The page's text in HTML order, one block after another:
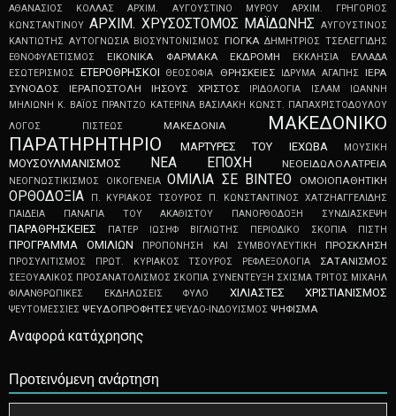
ΑΘΑΝΑΣΙΟΣ ΚΟΛΛΑΣ
ΑΡΧΙΜ. ΑΥΓΟΥΣΤΙΝΟ ΜΥΡΟΥ
ΑΡΧΙΜ. ΓΡΗΓΟΡΙΟΣ
ΚΩΝΣΤΑΝΤΙΝΟΥ ΑΡΧΙΜ. ΧΡΥΣΟΣΤΟΜΟΣ ΜΑΪΔΩΝΗΣ
ΑΥΓΟΥΣΤΙΝΟΣ
ΚΑΝΤΙΩΤΗΣ ΑΥΤΟΓΝΩΣΙΑ ΒΙΟΣΥΝΤΟΝΙΣΜΟΣ ΓΙΟΓΚΑ ΔΗΜΗΤΡΙΟΣ ΤΣΕΛΕΓΓΙΔΗΣ
ΕΘΝΟΦΥΛΕΤΙΣΜΟΣ
ΕΙΚΟΝΙΚΑ ΦΑΡΜΑΚΑ ΕΚΔΡΟΜΗ ΕΚΚΛΗΣΙΑ
ΕΛΛΑΔΑ
ΕΣΩΤΕΡΙΣΜΟΣ ΕΤΕΡΟΘΡΗΣΚΟΙ ΘΕΟΣΟΦΙΑ ΘΡΗΣΚΕΙΕΣ ΙΔΡΥΜΑ ΑΓΑΠΗΣ ΙΕΡΑ
ΣΥΝΟΔΟΣ
ΙΕΡΑΠΟΣΤΟΛΗ ΙΗΣΟΥΣ ΧΡΙΣΤΟΣ ΙΡΙΔΟΛΟΓΙΑ ΙΣΛΑΜ
ΙΩΑΝΝΗ
ΜΗΛΙΩΝΗ Κ. ΒΑΪΟΣ ΠΡΑΝΤΖΟ ΚΑΤΕΡΙΝΑ ΒΑΣΙΛΑΚΗ ΚΩΝΣΤ. ΠΑΠΑΧΡΙΣΤΟΔΟΥΛΟΥ
ΛΟΓΟΣ ΠΙΣΤΕΩΣ
ΜΑΚΕΔΟΝΙΑ
ΜΑΚΕΔΟΝΙΚΟ
ΠΑΡΑΤΗΡΗΤΗΡΙΟ
ΜΑΡΤΥΡΕΣ ΤΟΥ ΙΕΧΩΒΑ ΜΟΥΣΙΚΗ
ΜΟΥΣΟΥΛΜΑΝΙΣΜΟΣ ΝΕΑ ΕΠΟΧΗ ΝΕΟEIΔΩΛOΛATPEIA
ΝΕΟΓNΩΣTIKIΣMOΣ ΟΙΚΟΓΕΝΕΙΑ ΟΜΙΛΙΑ ΣΕ ΒΙΝΤΕΟ ΟΜΟΙΟΠΑΘΗΤΙΚΗ
ΟΡΘΟΔΟΞΙΑ Π. ΚΥΡΙΑΚΟΣ ΤΣΟΥΡΟΣ
Π. ΚΩΝΣΤΑΝΤΙΝΟΣ ΧΑΤΖΗΑΓΓΕΛΙΔΗΣ
ΠΑΙΔΕΙΑ
ΠΑΝΑΓΙΑ ΤΟΥ ΑΚΑΘΙΣΤΟΥ ΠΑΝΟΡΘΟΔΟΞΗ ΣΥΝΔΙΑΣΚΕΨΗ
ΠΑΡΑΘΡΗΣΚΕΙΕΣ ΠΑΤΕΡ ΙΩΣΗΦ ΒΙΓΛΙΩΤΗΣ ΠΕΡΙΟΔΙΚΟ ΣΚΟΠΙΑ ΠΙΣΤΗ
ΠΡΟΓΡΑΜΜΑ ΟΜΙΛΙΩΝ ΠΡΟΠΟΝΗΣΗ ΚΑΙ ΣΥΜΒΟΥΛΕΥΤΙΚΗ ΠΡΟΣΚΛΗΣΗ
ΠΡΟΣΥΛΙΤΙΣΜΟΣ ΠΡΩΤ. ΚΥΡΙΑΚΟΣ ΤΣΟΥΡΟΣ ΡΕΦΛΕΞΟΛΟΓΙΑ ΣΑΤΑΝΙΣΜΟΣ
ΣΕΞΟΥΑΛΙΚΟΣ ΠΡΟΣΑΝΑΤΟΛΙΣΜΟΣ ΣΚΟΠΙΑ ΣΥΝΕΝΤΕΥΞΗ ΣΧΙΣΜΑ ΤΡΙΤΟΣ ΜΙΧΑΗΛ
ΦΙΛΑΝΘΡΩΠΙΚΕΣ ΕΚΔΗΛΩΣΕΙΣ
ΦΥΛΟ ΧΙΛΙΑΣΤΕΣ ΧΡΙΣΤΙΑΝΙΣΜΟΣ
ΨEYTOMEΣΣIEΣ ΨEYΔOΠPOΦHTEΣ ΨΕΥΔΟ-ΙΝΔΟΥΙΣΜΟΣ ΨΗΦΙΣΜΑ
Αναφορά κατάχρησης
Προτεινόμενη ανάρτηση